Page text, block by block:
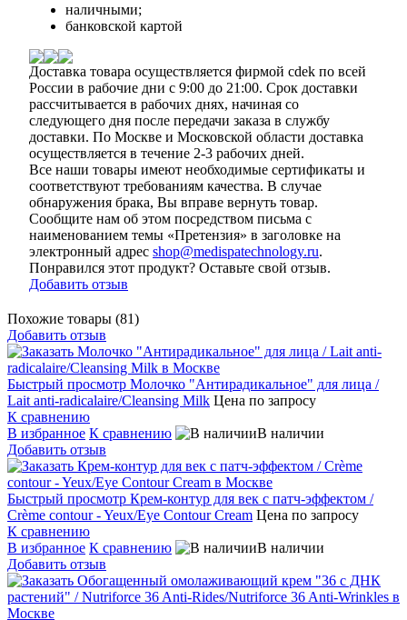
наличными;
банковской картой
Доставка товара осуществляется фирмой cdek по всей
России в рабочие дни с 9:00 до 21:00. Срок доставки
рассчитывается в рабочих днях, начиная со
следующего дня после передачи заказа в службу
доставки. По Москве и Московской области доставка
осуществляется в течение 2-3 рабочих дней.
Все наши товары имеют необходимые сертификаты и
соответствуют требованиям качества. В случае
обнаружения брака, Вы вправе вернуть товар.
Сообщите нам об этом посредством письма с
наименованием темы «Претензия» в заголовке на
электронный адрес shop@medispatechnology.ru.
Понравился этот продукт? Оставьте свой отзыв.
Добавить отзыв
Похожие товары (81)
Добавить отзыв
Быстрый просмотр Молочко "Антирадикальное" для лица /
Lait anti-radicalaire/Cleansing Milk Цена по запросу
К сравнению
В избранное К сравнению
В наличии
Добавить отзыв
Быстрый просмотр Крем-контур для век с патч-эффектом /
Crème contour - Yeux/Eye Contour Cream Цена по запросу
К сравнению
В избранное К сравнению
В наличии
Добавить отзыв